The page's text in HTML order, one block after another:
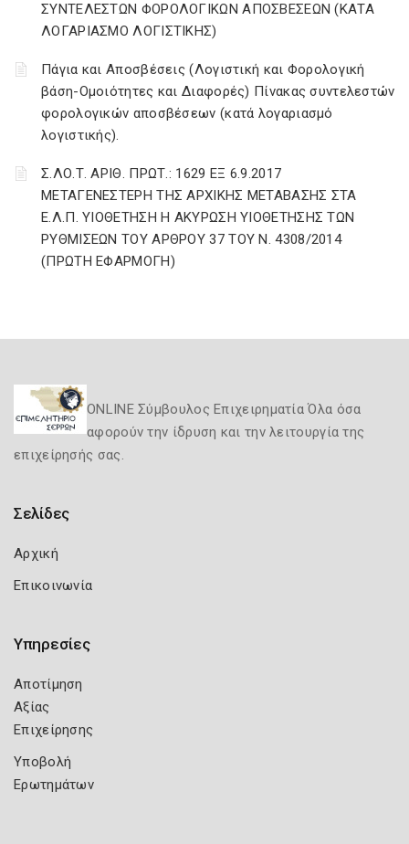
ΣΥΝΤΕΛΕΣΤΩΝ ΦΟΡΟΛΟΓΙΚΩΝ ΑΠΟΣΒΕΣΕΩΝ (ΚΑΤΑ
ΛΟΓΑΡΙΑΣΜΟ ΛΟΓΙΣΤΙΚΗΣ)
Πάγια και Αποσβέσεις (Λογιστική και Φορολογική
βάση-Ομοιότητες και Διαφορές) Πίνακας συντελεστών
φορολογικών αποσβέσεων (κατά λογαριασμό
λογιστικής).
Σ.ΛΟ.Τ. ΑΡΙΘ. ΠΡΩΤ.: 1629 ΕΞ 6.9.2017
ΜΕΤΑΓΕΝΕΣΤΕΡΗ ΤΗΣ ΑΡΧΙΚΗΣ ΜΕΤΑΒΑΣΗΣ ΣΤΑ
Ε.Λ.Π. ΥΙΟΘΕΤΗΣΗ Η ΑΚΥΡΩΣΗ ΥΙΟΘΕΤΗΣΗΣ ΤΩΝ
ΡΥΘΜΙΣΕΩΝ ΤΟΥ ΑΡΘΡΟΥ 37 ΤΟΥ Ν. 4308/2014
(ΠΡΩΤΗ ΕΦΑΡΜΟΓΗ)
ONLINE Σύμβουλος Επιχειρηματία Όλα όσα
αφορούν την ίδρυση και την λειτουργία της
επιχείρησής σας.
Σελίδες
Αρχική
Επικοινωνία
Υπηρεσίες
Αποτίμηση
Αξίας
Επιχείρησης
Υποβολή
Ερωτημάτων